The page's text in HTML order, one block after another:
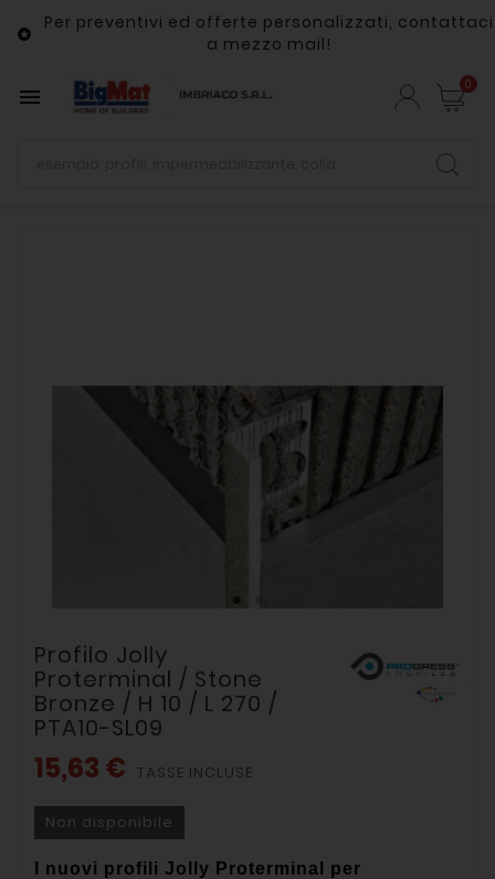

Per preventivi ed offerte personalizzati, contattaci
a mezzo mail!
 0
Profilo Jolly
Proterminal / Stone
Bronze / H 10 / L 270 /
PTA10-SL09
15,63 € TASSE INCLUSE
Non disponibile
I nuovi profili Jolly Proterminal per